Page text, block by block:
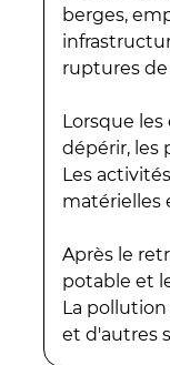
berges,
ruptures de
Lorsque
dépérir, les
Les
matérielles
Après le
potable et
La
et d'autres